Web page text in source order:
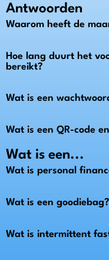
Antwoorden
Waarom heeft de
Hoe lang duurt het
bereikt?
Wat is een
Wat is een QR-code
Wat is een...
Wat is personal
Wat is een goodiebag?
Wat is intermittent